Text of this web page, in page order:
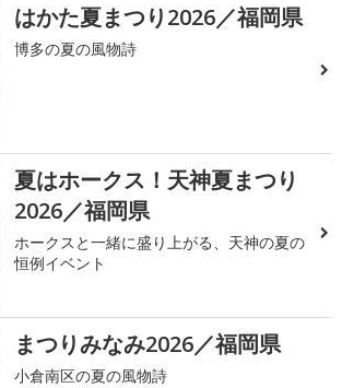
はかた夏まつり2026／福岡県
博多の夏の風物詩
夏はホークス！天神夏まつり
2026／福岡県
ホークスと一緒に盛り上がる、天神の夏の
恒例イベント
まつりみなみ2026／福岡県
小倉南区の夏の風物詩